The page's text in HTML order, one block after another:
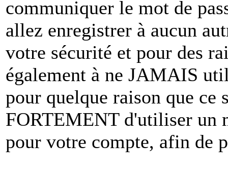
communiquer le mot de
allez enregistrer à aucun
votre sécurité et pour des
également à ne JAMAIS
pour quelque raison que
FORTEMENT d'utiliser un
pour votre compte, afin de